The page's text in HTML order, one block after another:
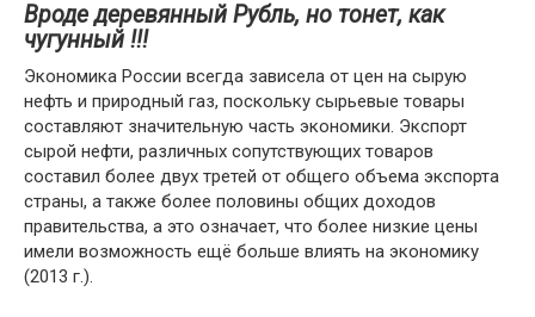
Вроде деревянный Рубль, но тонет, как
чугунный !!!
Экономика России всегда зависела от цен на сырую
нефть и природный газ, поскольку сырьевые товары
составляют значительную часть экономики. Экспорт
сырой нефти, различных сопутствующих товаров
составил более двух третей от общего объема экспорта
страны, а также более половины общих доходов
правительства, а это означает, что более низкие цены
имели возможность ещё больше влиять на экономику
(2013 г.).